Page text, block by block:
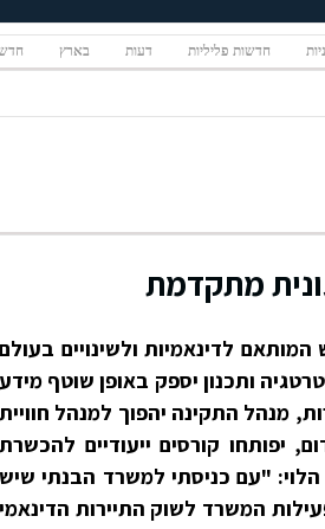
חדשות פליליות דעות בארץ
מתקדמת
מבנה ארגוני חדש המותאם לדינאמיות ולשינויים בעולם
ותכנון יספק באופן שוטף מידע
מנהל התקינה יהפוך למנהל חוויית
יפותחו קורסים ייעודיים להכשרת
"עם כניסתי למשרד הבנתי שיש
המשרד לשוק התיירות הדינאמי